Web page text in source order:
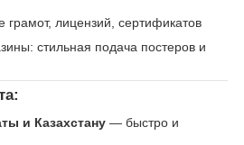
лицензий, сертификатов
стильная подача постеров и
и Казахстану — быстро и